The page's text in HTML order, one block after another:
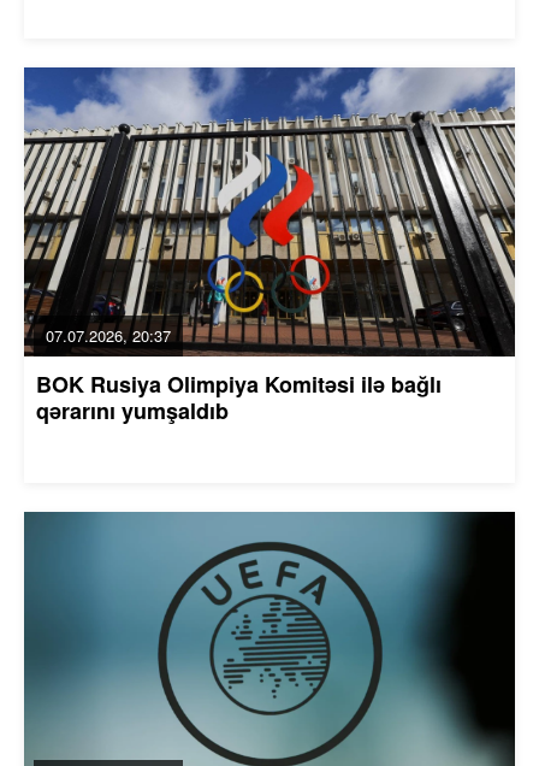
07.07.2026, 20:37
BOK Rusiya Olimpiya Komitəsi ilə bağlı
qərarını yumşaldıb